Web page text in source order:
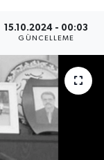
15.10.2024 - 00:03
GÜNCELLEME